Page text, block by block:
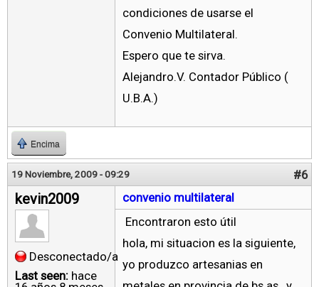
condiciones de usarse el
Convenio Multilateral.
Espero que te sirva.
Alejandro.V. Contador Público (
U.B.A.)
Encima
19 Noviembre, 2009 - 09:29 #6
kevin2009
Desconectado/a
Last seen: hace
convenio multilateral
Encontraron esto útil
hola, mi situacion es la siguiente,
yo produzco artesanias en